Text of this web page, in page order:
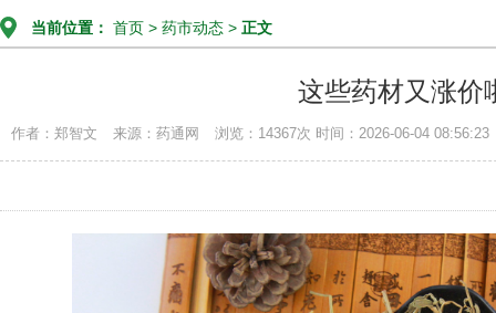
当前位置： 首页 > 药市动态 > 正文
这些药材又涨价
作者：郑智文 来源：药通网 浏览：14367次 时间：2026-06-04 08:56:23